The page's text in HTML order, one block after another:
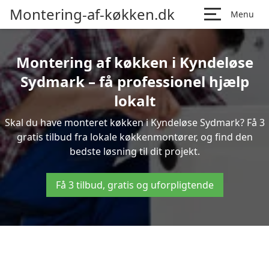
Montering-af-køkken.dk Menu
Montering af køkken i Kyndeløse
Sydmark – få professionel hjælp
lokalt
Skal du have monteret køkken i Kyndeløse Sydmark? Få 3
gratis tilbud fra lokale køkkenmontører, og find den
bedste løsning til dit projekt.
Få 3 tilbud, gratis og uforpligtende